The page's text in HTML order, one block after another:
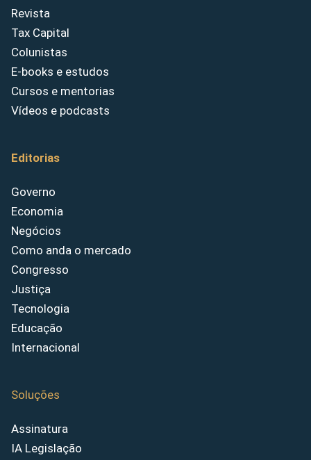
Revista
Tax Capital
Colunistas
E-books e estudos
Cursos e mentorias
Vídeos e podcasts
Editorias
Governo
Economia
Negócios
Como anda o mercado
Congresso
Justiça
Tecnologia
Educação
Internacional
Soluções
Assinatura
IA Legislação